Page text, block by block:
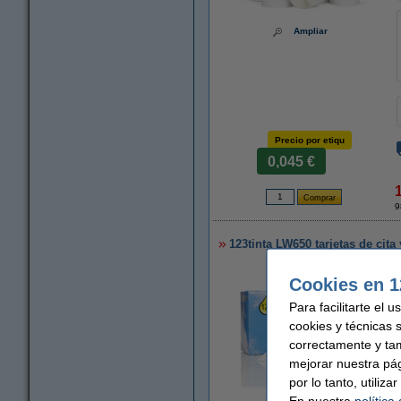
Ampliar
Precio por etiqu
0,045 €
123tinta LW650 tarjetas de
Cookies en
Para facilitarte el
cookies y técnicas
correctamente y
mejorar nuestra
por lo tanto,